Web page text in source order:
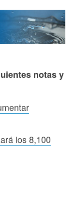
notas y
los 8,100